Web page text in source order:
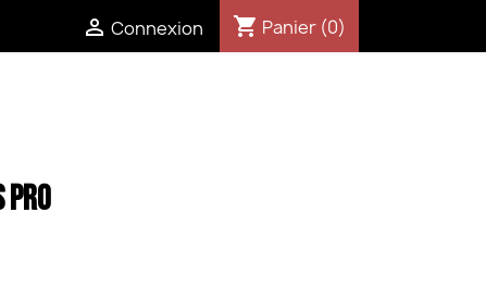
 Connexion shopping_cart Panier (0)
PRO